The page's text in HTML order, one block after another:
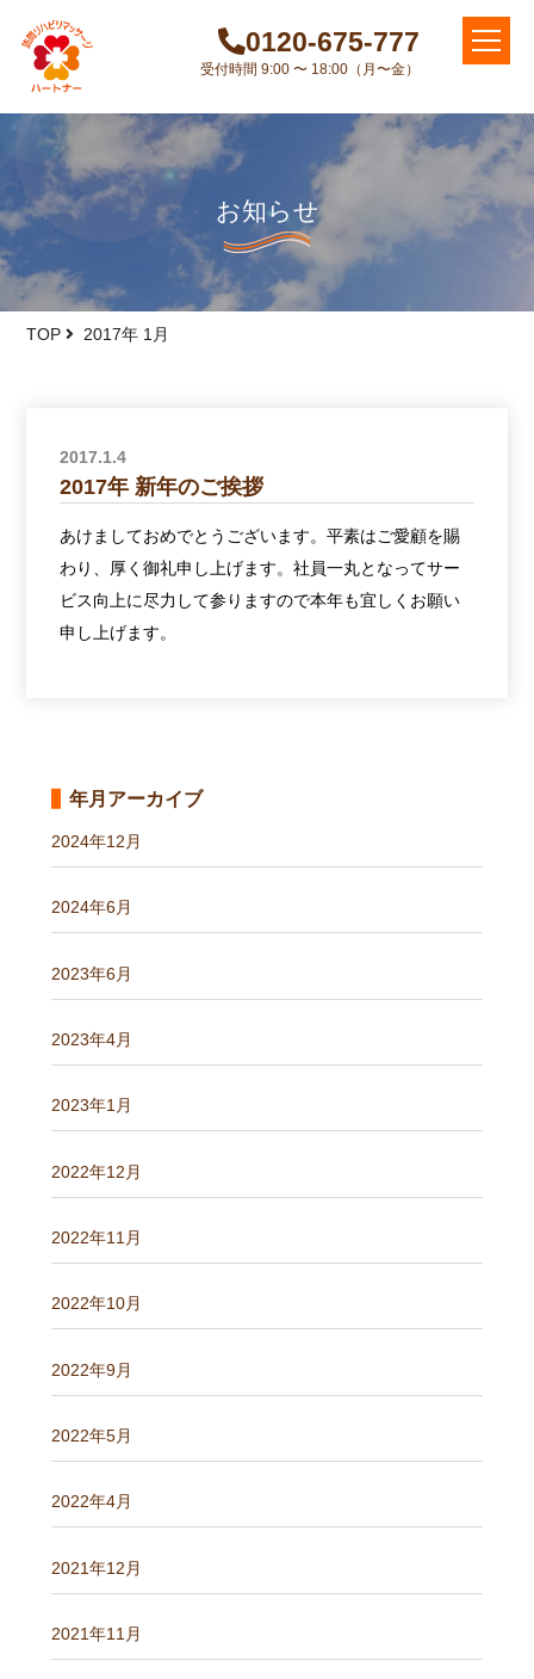
0120-675-777
受付時間 9:00 〜 18:00（月〜金）
お知らせ
TOP 2017年 1月
2017.1.4
2017年 新年のご挨拶
あけましておめでとうございます。平素はご愛顧を賜
わり、厚く御礼申し上げます。社員一丸となってサー
ビス向上に尽力して参りますので本年も宜しくお願い
申し上げます。
年月アーカイブ
2024年12月
2024年6月
2023年6月
2023年4月
2023年1月
2022年12月
2022年11月
2022年10月
2022年9月
2022年5月
2022年4月
2021年12月
2021年11月